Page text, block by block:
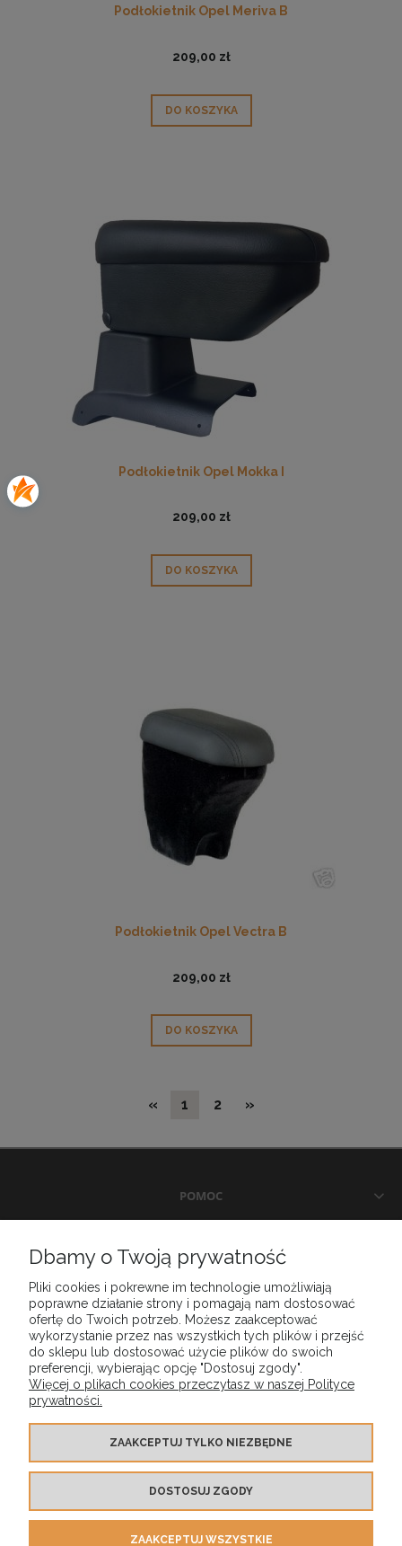
Podłokietnik Opel Meriva B
209,00 zł
DO KOSZYKA
Podłokietnik Opel Mokka I
209,00 zł
DO KOSZYKA
Podłokietnik Opel Vectra B
209,00 zł
DO KOSZYKA
« 1 2 »
POMOC
DOSTAWA I PŁATNOŚCI
MOJE KONTO
GWARANCJA I ZWROTY
Dbamy o Twoją prywatność
Pliki cookies i pokrewne im technologie umożliwiają
poprawne działanie strony i pomagają nam dostosować
ofertę do Twoich potrzeb. Możesz zaakceptować
wykorzystanie przez nas wszystkich tych plików i przejść
do sklepu lub dostosować użycie plików do swoich
preferencji, wybierając opcję "Dostosuj zgody".
Więcej o plikach cookies przeczytasz w naszej Polityce
prywatności.
ZAAKCEPTUJ TYLKO NIEZBĘDNE
DOSTOSUJ ZGODY
ZAAKCEPTUJ WSZYSTKIE